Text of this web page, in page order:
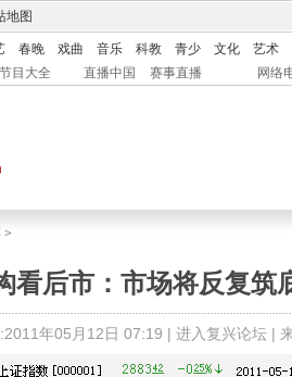
地图
春晚 戏曲 音乐 科教 青少 文化
艺术
节目大全 直播中国 赛事直播 网络
>
看后市：市场将反复筑
年05月12日 07:19 | 进入复兴论坛|